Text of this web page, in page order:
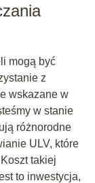
mogą być
z
wskazane w
w stanie
różnorodne
ULV, które
takiej
to inwestycja,